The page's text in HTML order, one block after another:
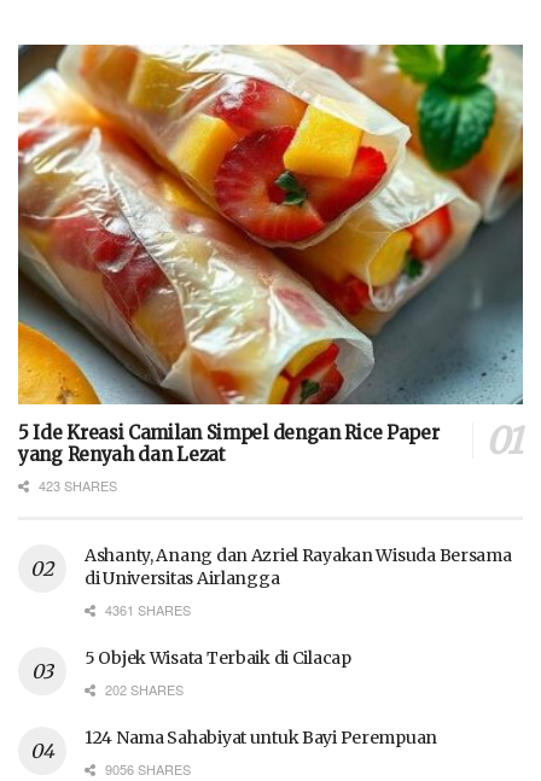
5 Ide Kreasi Camilan Simpel dengan Rice Paper
yang Renyah dan Lezat
423 SHARES
Ashanty, Anang dan Azriel Rayakan Wisuda Bersama
di Universitas Airlangga
4361 SHARES
5 Objek Wisata Terbaik di Cilacap
202 SHARES
124 Nama Sahabiyat untuk Bayi Perempuan
9056 SHARES